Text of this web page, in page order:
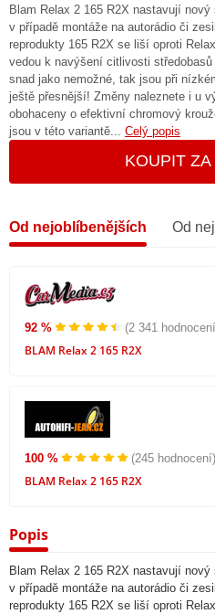
Blam Relax 2 165 R2X nastavují
v případě montáže na autorádio či
reprodukty 165 R2X se liší oproti
vedou k navýšení citlivosti
snad jako nemožné, tak jsou při
ještě přesnější! Změny naleznete i u
obohaceny o efektivní chromový
jsou v této variantě... Celý popis
KOUPIT
Od nejoblíbenějších Od
92 % (2 341
BLAM Relax 2 165 R2X
100 % (245 hodnocení)
BLAM Relax 2 165 R2X
Popis
Blam Relax 2 165 R2X nastavují
v případě montáže na autorádio či
reprodukty 165 R2X se liší oproti